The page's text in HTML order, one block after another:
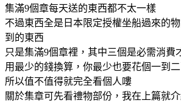
集滿9個章每天送的東西都不太一樣
不過東西全是日本限定授權坐船過來的
到的東西
只是集滿9個章裡，其中三個是必需消費
用最少的錢換算，你最少也要花個一到
所以值不值得就完全看個人嘍
關於集章可先看禮物部份，我在上篇就